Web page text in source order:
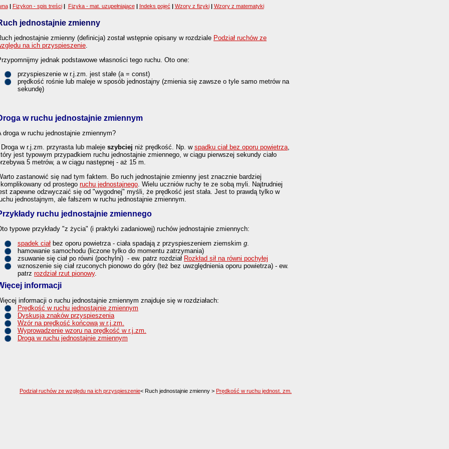
| Fizykon - spis treści | Fizyka - mat. uzupełniające| Indeks pojęć | Wzory z fizyki| Wzory z matematyki
jednostajnie zmienny
jednostajnie zmienny (definicja) został wstępnie opisany w rozdziale Podział ruchów ze
na ich przyspieszenie.
jednak podstawowe własności tego ruchu. Oto one:
przyspieszenie w r.j.zm. jest stałe (a = const)
prędkość rośnie lub maleje w sposób jednostajny (zmienia się zawsze o tyle samo metrów na
sekundę)
w ruchu jednostajnie zmiennym
droga w ruchu jednostajnie zmiennym?
w r.j.zm. przyrasta lub maleje szybciej niż prędkość. Np. w spadku ciał bez oporu powietrza,
jest typowym przypadkiem ruchu jednostajnie zmiennego, w ciągu pierwszej sekundy ciało
5 metrów, a w ciągu następnej - aż 15 m.
zastanowić się nad tym faktem. Bo ruch jednostajnie zmienny jest znacznie bardziej
od prostego ruchu jednostajnego . Wielu uczniów ruchy te ze sobą myli. Najtrudniej
zapewne odzwyczaić się od "wygodnej" myśli, że prędkość jest stała. Jest to prawdą tylko w
jednostajnym, ale fałszem w ruchu jednostajnie zmiennym.
ruchu jednostajnie zmiennego
typowe przykłady "z życia" (i praktyki zadaniowej) ruchów jednostajnie zmiennych:
spadek ciał bez oporu powietrza - ciała spadają z przyspieszeniem ziemskim g
hamowanie samochodu (liczone tylko do momentu zatrzymania)
zsuwanie się ciał po równi (pochylni) - ew. patrz rozdział Rozkład sił na równi pochyłej
wznoszenie się ciał rzuconych pionowo do góry (też bez uwzględnienia oporu powietrza) - ew.
patrz rozdział rzut pionowy.
informacji
informacji o ruchu jednostajnie zmiennym znajduje się w rozdziałach:
Prędkość w ruchu jednostajnie zmiennym
Dyskusja znaków przyspieszenia
Wzór na prędkość końcową w r.j.zm.
Wyprowadzenie wzoru na prędkość w r.j.zm.
Droga w ruchu jednostajnie zmiennym
Podział ruchów ze względu na ich przyspieszenie< Ruch jednostajnie zmienny > Prędkość w ruchu jednost. zm.